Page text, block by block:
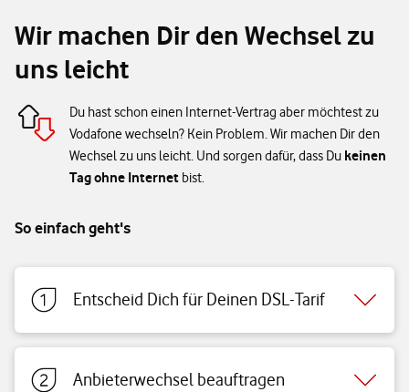
Wir machen Dir den Wechsel zu
uns leicht
Du hast schon einen Internet-Vertrag aber möchtest zu
Vodafone wechseln? Kein Problem. Wir machen Dir den
Wechsel zu uns leicht. Und sorgen dafür, dass Du keinen
Tag ohne Internet bist.
So einfach geht's
Entscheid Dich für Deinen DSL-Tarif
Anbieterwechsel beauftragen